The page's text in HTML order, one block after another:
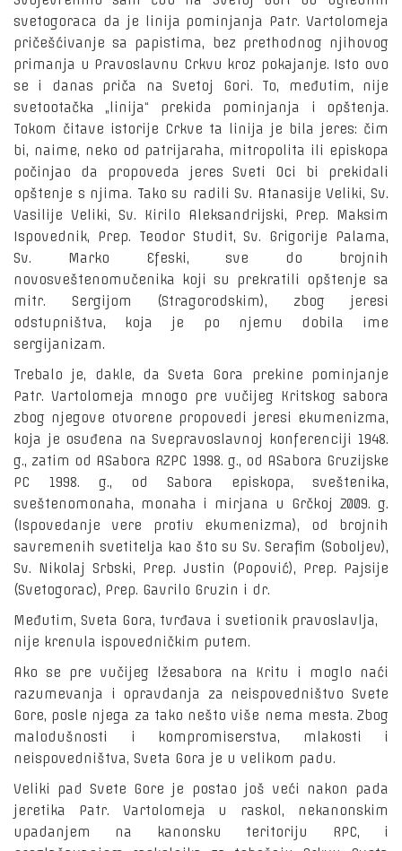
svetogoraca da je linija pominjanja Patr. Vartolomeja
pričešćivanje sa papistima, bez prethodnog njihovog
primanja u Pravoslavnu Crkvu kroz pokajanje. Isto ovo
se i danas priča na Svetoj Gori. To, međutim, nije
svetootačka „linija“ prekida pominjanja i opštenja.
Tokom čitave istorije Crkve ta linija je bila jeres: čim
bi, naime, neko od patrijaraha, mitropolita ili episkopa
počinjao da propoveda jeres Sveti Oci bi prekidali
opštenje s njima. Tako su radili Sv. Atanasije Veliki, Sv.
Vasilije Veliki, Sv. Kirilo Aleksandrijski, Prep. Maksim
Ispovednik, Prep. Teodor Studit, Sv. Grigorije Palama,
Sv. Marko Efeski, sve do brojnih
novosveštenomučenika koji su prekratili opštenje sa
mitr. Sergijom (Stragorodskim), zbog jeresi
odstupništva, koja je po njemu dobila ime
sergijanizam.
Trebalo je, dakle, da Sveta Gora prekine pominjanje
Patr. Vartolomeja mnogo pre vučijeg Kritskog sabora
zbog njegove otvorene propovedi jeresi ekumenizma,
koja je osuđena na Svepravoslavnoj konferenciji 1948.
g., zatim od ASabora RZPC 1998. g., od ASabora Gruzijske
PC 1998. g., od Sabora episkopa, sveštenika,
sveštenomonaha, monaha i mirjana u Grčkoj 2009. g.
(Ispovedanje vere protiv ekumenizma), od brojnih
savremenih svetitelja kao što su Sv. Serafim (Soboljev),
Sv. Nikolaj Srbski, Prep. Justin (Popović), Prep. Pajsije
(Svetogorac), Prep. Gavrilo Gruzin i dr.
Međutim, Sveta Gora, tvrđava i svetionik pravoslavlja,
nije krenula ispovedničkim putem.
Ako se pre vučijeg lžesabora na Kritu i moglo naći
razumevanja i opravdanja za neispovedništvo Svete
Gore, posle njega za tako nešto više nema mesta. Zbog
malodušnosti i kompromiserstva, mlakosti i
neispovedništva, Sveta Gora je u velikom padu.
Veliki pad Svete Gore je postao još veći nakon pada
jeretika Patr. Vartolomeja u raskol, nekanonskim
upadanjem na kanonsku teritoriju RPC, i